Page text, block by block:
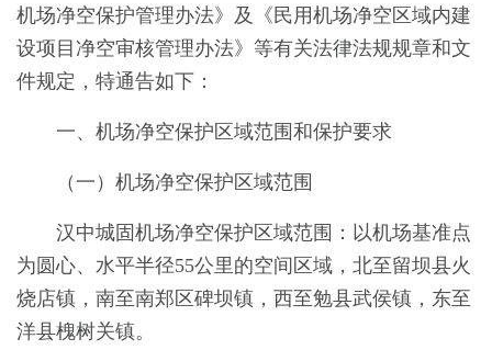
机场净空保护管理办法》及《民用机场净空区域内建
设项目净空审核管理办法》等有关法律法规规章和文
件规定，特通告如下：
一、机场净空保护区域范围和保护要求
（一）机场净空保护区域范围
汉中城固机场净空保护区域范围：以机场基准点
为圆心、水平半径55公里的空间区域，北至留坝县火
烧店镇，南至南郑区碑坝镇，西至勉县武侯镇，东至
洋县槐树关镇。